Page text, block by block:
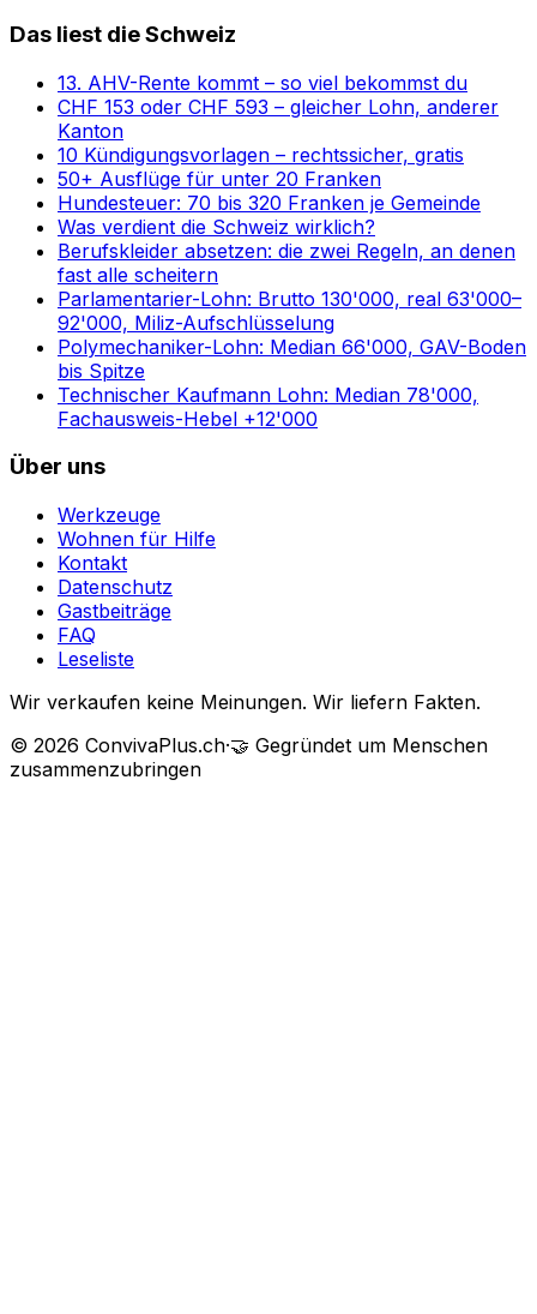
Das liest die Schweiz
13. AHV-Rente kommt – so viel bekommst du
CHF 153 oder CHF 593 – gleicher Lohn, anderer
Kanton
10 Kündigungsvorlagen – rechtssicher, gratis
50+ Ausflüge für unter 20 Franken
Hundesteuer: 70 bis 320 Franken je Gemeinde
Was verdient die Schweiz wirklich?
Berufskleider absetzen: die zwei Regeln, an denen
fast alle scheitern
Parlamentarier-Lohn: Brutto 130'000, real 63'000–
92'000, Miliz-Aufschlüsselung
Polymechaniker-Lohn: Median 66'000, GAV-Boden
bis Spitze
Technischer Kaufmann Lohn: Median 78'000,
Fachausweis-Hebel +12'000
Über uns
Werkzeuge
Wohnen für Hilfe
Kontakt
Datenschutz
Gastbeiträge
FAQ
Leseliste
Wir verkaufen keine Meinungen. Wir liefern Fakten.
© 2026 ConvivaPlus.ch·🤝 Gegründet um Menschen
zusammenzubringen